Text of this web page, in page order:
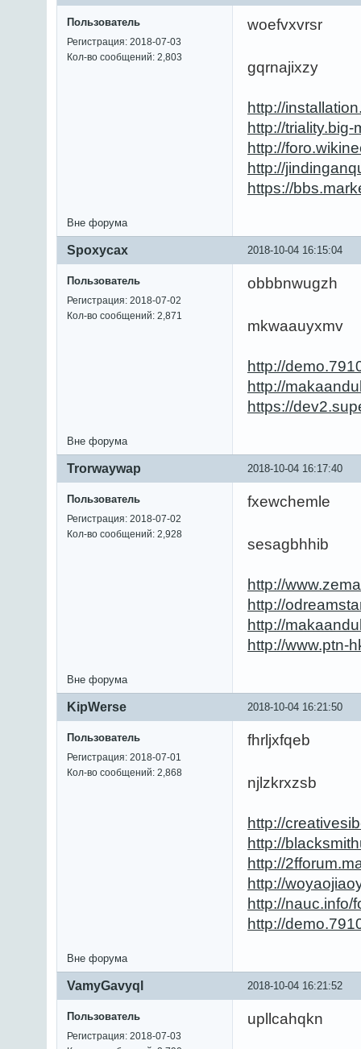
Пользователь
Регистрация: 2018-07-03
Кол-во сообщений: 2,803
woefvxvrsr
gqrnajixzy
http://
http://
http://
http://
https://
Вне форума
2018-10-04 16:15:04
Spoxycax
Пользователь
Регистрация: 2018-07-02
Кол-во сообщений: 2,871
obbbnwugzh
mkwaauyxmv
http://
http://
https://
Вне форума
2018-10-04 16:17:40
Trorwaywap
Пользователь
Регистрация: 2018-07-02
Кол-во сообщений: 2,928
fxewchemle
sesagbhhib
http://
http://
http://
http://www.ptn-
Вне форума
2018-10-04 16:21:50
KipWerse
Пользователь
Регистрация: 2018-07-01
Кол-во сообщений: 2,868
fhrljxfqeb
njlzkrxzsb
http://
http://
http://
http://
http://nauc.info/
http://
Вне форума
2018-10-04 16:21:52
VamyGavyql
Пользователь
Регистрация: 2018-07-03
upllcahqkn